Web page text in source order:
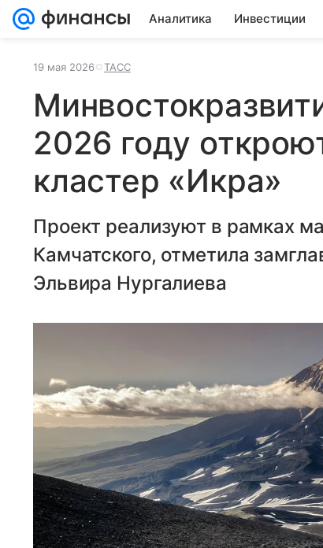
Аналитика Инвестиции
19 мая 2026 ТАСС
2026 году
кластер «Икра»
Проект реализуют в рамках
Камчатского, отметила
Эльвира Нургалиева